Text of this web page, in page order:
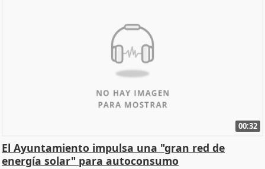
00:32
El Ayuntamiento impulsa una "gran red de
energía solar" para autoconsumo